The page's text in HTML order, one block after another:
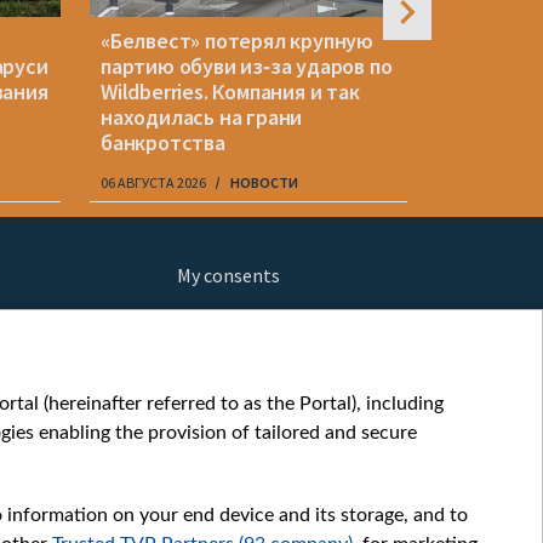
«Белвест» потерял крупную
партию обуви из‑за ударов по
Wildberries. Компания и так
находилась на грани
банкротства
06 АВГУСТА 2026 НОВОСТИ
My consents
(hereinafter referred to as the Portal), including
enabling the provision of tailored and secure
on your end device and its storage, and to